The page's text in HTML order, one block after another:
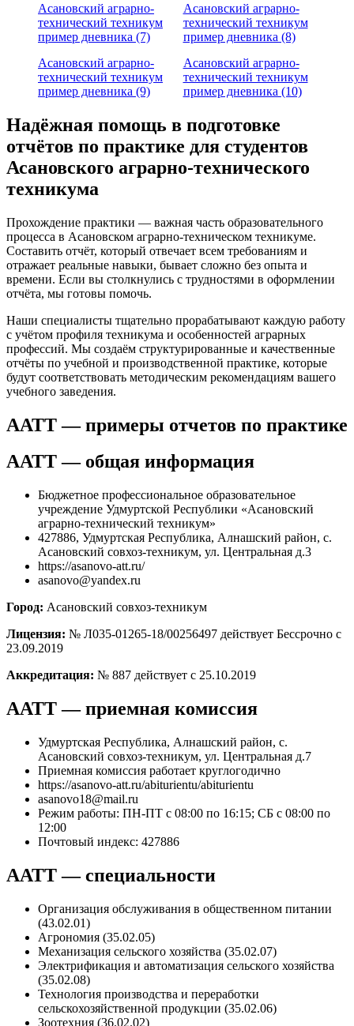
Асановский аграрно-
технический техникум
пример дневника (7)
Асановский аграрно-
технический техникум
пример дневника (8)
Асановский аграрно-
технический техникум
пример дневника (9)
Асановский аграрно-
технический техникум
пример дневника (10)
Надёжная помощь в подготовке
отчётов по практике для студентов
Асановского аграрно-технического
техникума
Прохождение практики — важная часть образовательного
процесса в Асановском аграрно-техническом техникуме.
Составить отчёт, который отвечает всем требованиям и
отражает реальные навыки, бывает сложно без опыта и
времени. Если вы столкнулись с трудностями в оформлении
отчёта, мы готовы помочь.
Наши специалисты тщательно прорабатывают каждую работу
с учётом профиля техникума и особенностей аграрных
профессий. Мы создаём структурированные и качественные
отчёты по учебной и производственной практике, которые
будут соответствовать методическим рекомендациям вашего
учебного заведения.
ААТТ — примеры отчетов по практике
ААТТ — общая информация
Бюджетное профессиональное образовательное
учреждение Удмуртской Республики «Асановский
аграрно-технический техникум»
427886, Удмуртская Республика, Алнашский район, с.
Асановский совхоз-техникум, ул. Центральная д.3
https://asanovo-att.ru/
asanovo@yandex.ru
Город: Асановский совхоз-техникум
Лицензия: № Л035-01265-18/00256497 действует Бессрочно с
23.09.2019
Аккредитация: № 887 действует с 25.10.2019
ААТТ — приемная комиссия
Удмуртская Республика, Алнашский район, с.
Асановский совхоз-техникум, ул. Центральная д.7
Приемная комиссия работает круглогодично
https://asanovo-att.ru/abiturientu/abiturientu
asanovo18@mail.ru
Режим работы: ПН-ПТ с 08:00 по 16:15; СБ с 08:00 по
12:00
Почтовый индекс: 427886
ААТТ — специальности
Организация обслуживания в общественном питании
(43.02.01)
Агрономия (35.02.05)
Механизация сельского хозяйства (35.02.07)
Электрификация и автоматизация сельского хозяйства
(35.02.08)
Технология производства и переработки
сельскохозяйственной продукции (35.02.06)
Зоотехния (36.02.02)